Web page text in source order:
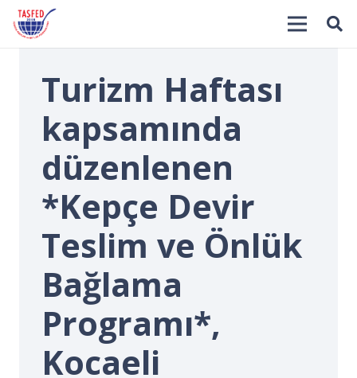
Turizm Haftası
kapsamında
düzenlenen
*Kepçe Devir
Teslim ve Önlük
Bağlama
Programı*,
Kocaeli